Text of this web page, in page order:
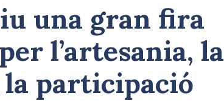
una gran fira
l’artesania, la
participació